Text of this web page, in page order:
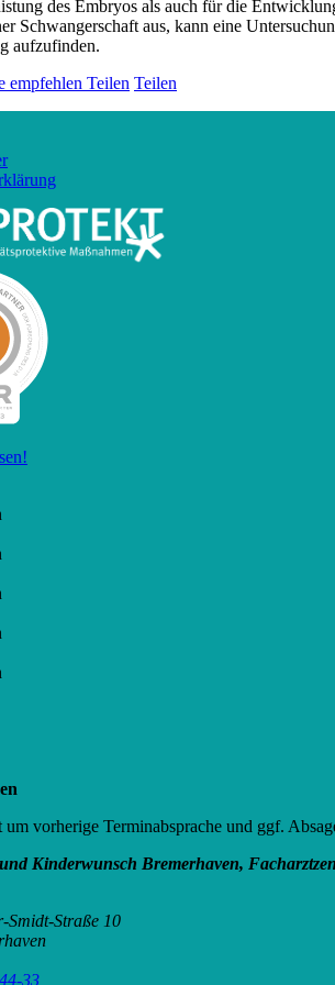
des Embryos als auch für die
Schwangerschaft aus, kann eine
aufzufinden.
empfehlen Teilen Teilen
vorherige Terminabsprache und ggf.
Kinderwunsch Bremerhaven,
Smidt-Straße 10
33